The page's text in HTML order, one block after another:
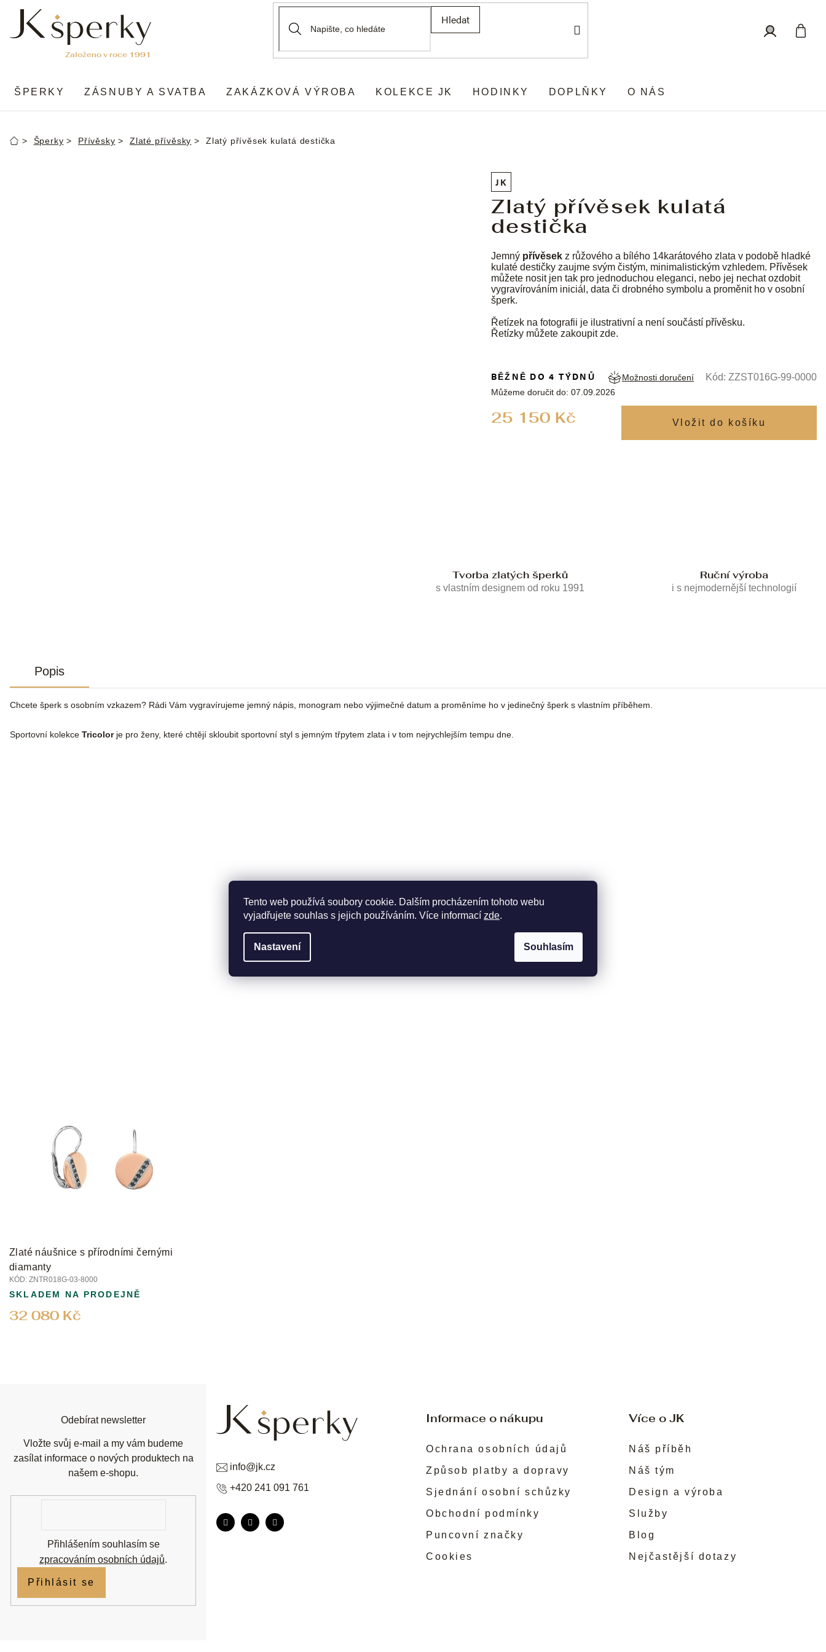
Tento web používá soubory cookie. Dalším procházením tohoto webu
vyjadřujete souhlas s jejich používáním. Více informací zde.
Nastavení Souhlasím
obsah
Hledat
ŠPERKY ZÁSNUBY A SVATBA ZAKÁZKOVÁ VÝROBA KOLEKCE JK HODINKY DOPLŇKY O NÁS
DomůŠperky Přívěsky Zlaté přívěsky Zlatý přívěsek kulatá destička
JK
Zlatý přívěsek kulatá
destička
Jemný přívěsek z růžového a bílého 14karátového zlata v podobě hladké
kulaté destičky zaujme svým čistým, minimalistickým vzhledem. Přívěsek
můžete nosit jen tak pro jednoduchou eleganci, nebo jej nechat ozdobit
vygravírováním iniciál, data či drobného symbolu a proměnit ho v osobní
šperk.
Řetízek na fotografii je ilustrativní a není součástí přívěsku.
Řetízky můžete zakoupitzde.
25 150 Kč
BĚŽNĚ DO 4 TÝDNŮ
Můžeme doručit do: 07.09.2026
Možnosti doručení Kód: ZZST016G-99-0000
Tvorba zlatých šperků
s vlastním designem od roku 1991
Ruční výroba
i s nejmodernější technologií
Popis
Chcete šperk s osobním vzkazem? Rádi Vám vygravírujeme jemný nápis, monogram nebo výjimečné datum a proměníme ho v jedinečný šperk s vlastním příběhem.
Sportovní kolekce Tricolorje pro ženy, které chtějí skloubit sportovní styl s jemným třpytem zlata i v tom nejrychlejším tempu dne.
Zlaté náušnice s přírodními černými
diamanty
KÓD: ZNTR018G-03-8000
32 080 Kč
SKLADEM NA PRODEJNĚ
Informace o nákupu
Ochrana osobních údajů
Způsob platby a dopravy
Sjednání osobní schůzky
Obchodní podmínky
Puncovní značky
Cookies
Více o JK
Náš příběh
Náš tým
Design a výroba
Služby
Blog
Nejčastější dotazy
info@jk.cz
+420 241 091 761
Odebírat newsletter
Vložte svůj e-mail a my vám budeme
zasílat informace o nových produktech na
našem e-shopu.
Přihlášením souhlasím se
zpracováním osobních údajů.
Přihlásit se